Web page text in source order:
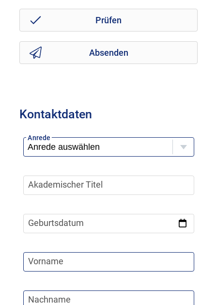
Prüfen
Absenden
Kontaktdaten
Anrede
Akademischer Titel
Geburtsdatum
Vorname
Nachname